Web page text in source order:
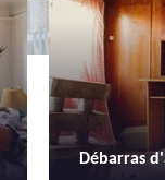
Débarras